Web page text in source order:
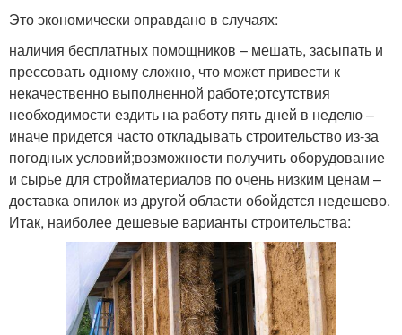
Это экономически оправдано в случаях:
наличия бесплатных помощников – мешать, засыпать и
прессовать одному сложно, что может привести к
некачественно выполненной работе;отсутствия
необходимости ездить на работу пять дней в неделю –
иначе придется часто откладывать строительство из-за
погодных условий;возможности получить оборудование
и сырье для стройматериалов по очень низким ценам –
доставка опилок из другой области обойдется недешево.
Итак, наиболее дешевые варианты строительства: